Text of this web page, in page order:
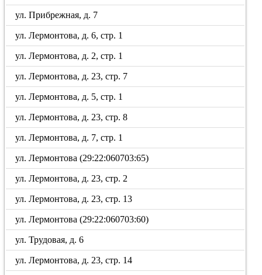
ул. Прибрежная, д. 7
ул. Лермонтова, д. 6, стр. 1
ул. Лермонтова, д. 2, стр. 1
ул. Лермонтова, д. 23, стр. 7
ул. Лермонтова, д. 5, стр. 1
ул. Лермонтова, д. 23, стр. 8
ул. Лермонтова, д. 7, стр. 1
ул. Лермонтова (29:22:060703:65)
ул. Лермонтова, д. 23, стр. 2
ул. Лермонтова, д. 23, стр. 13
ул. Лермонтова (29:22:060703:60)
ул. Трудовая, д. 6
ул. Лермонтова, д. 23, стр. 14